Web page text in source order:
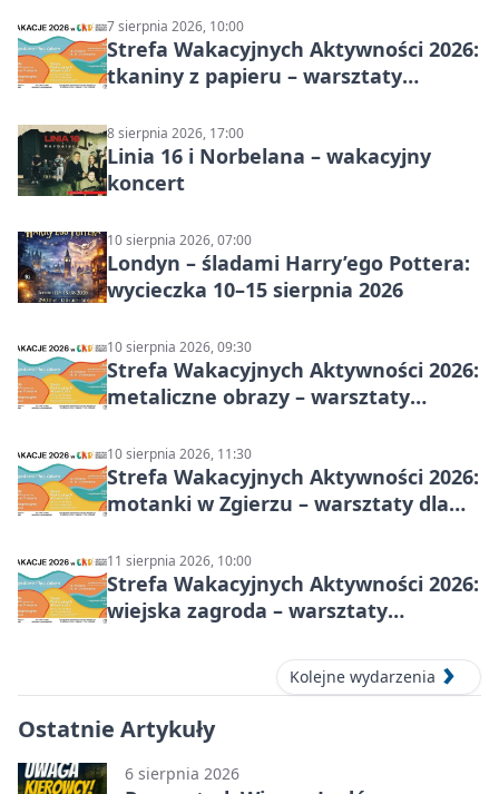
7 sierpnia 2026, 10:00
Strefa Wakacyjnych Aktywności 2026:
tkaniny z papieru – warsztaty
8 sierpnia 2026, 17:00
Linia 16 i Norbelana – wakacyjny
koncert
10 sierpnia 2026, 07:00
Londyn – śladami Harry’ego Pottera:
wycieczka 10–15 sierpnia 2026
10 sierpnia 2026, 09:30
Strefa Wakacyjnych Aktywności 2026:
metaliczne obrazy – warsztaty
10 sierpnia 2026, 11:30
Strefa Wakacyjnych Aktywności 2026:
motanki w Zgierzu – warsztaty dla
11 sierpnia 2026, 10:00
Strefa Wakacyjnych Aktywności 2026:
wiejska zagroda – warsztaty
Kolejne wydarzenia
Ostatnie Artykuły
6 sierpnia 2026